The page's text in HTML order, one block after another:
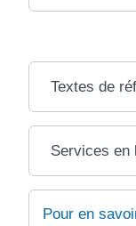
Textes de
Services en
Pour en